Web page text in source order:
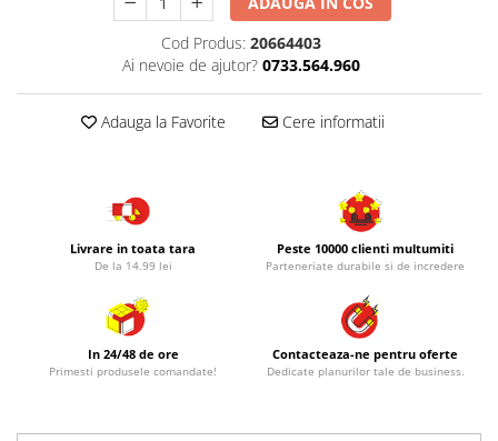
Cod Produs: 20664403
Ai nevoie de ajutor? 0733.564.960
Adauga la Favorite Cere informatii
Livrare in toata tara
De la 14.99 lei
Peste 10000 clienti multumiti
Parteneriate durabile si de incredere
In 24/48 de ore
Primesti produsele comandate!
Contacteaza-ne pentru oferte
Dedicate planurilor tale de business.